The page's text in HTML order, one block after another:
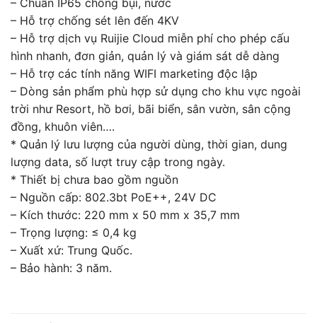
– Chuẩn IP65 chống bụi, nước
– Hỗ trợ chống sét lên đến 4KV
– Hỗ trợ dịch vụ Ruijie Cloud miễn phí cho phép cấu
hình nhanh, đơn giản, quản lý và giám sát dễ dàng
– Hỗ trợ các tính năng WIFI marketing độc lập
– Dòng sản phẩm phù hợp sử dụng cho khu vực ngoài
trời như Resort, hồ bơi, bãi biển, sân vườn, sân cộng
đồng, khuôn viên….
* Quản lý lưu lượng của người dùng, thời gian, dung
lượng data, số lượt truy cập trong ngày.
* Thiết bị chưa bao gồm nguồn
– Nguồn cấp: 802.3bt PoE++, 24V DC
– Kích thước: 220 mm x 50 mm x 35,7 mm
– Trọng lượng: ≤ 0,4 kg
– Xuất xứ: Trung Quốc.
– Bảo hành: 3 năm.